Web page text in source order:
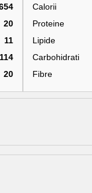
20
11
114
20
Calorii
Proteine
Lipide
Carbohidrati
Fibre